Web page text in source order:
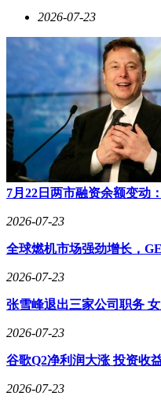
2026-07-23
7月22日两市融资余额变动
2026-07-23
全球燃机市场强劲增长，
2026-07-23
张雪峰退出三家公司职务
2026-07-23
谷歌Q2净利润大涨 投资收
2026-07-23